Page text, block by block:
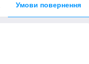
Умови повернення